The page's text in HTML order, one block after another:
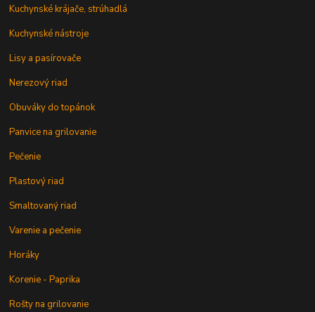
Kuchynské krájače, strúhadlá
Kuchynské nástroje
Lisy a pasírovače
Nerezový riad
Obuváky do topánok
Panvice na grilovanie
Pečenie
Plastový riad
Smaltovaný riad
Varenie a pečenie
Horáky
Korenie - Paprika
Rošty na grilovanie